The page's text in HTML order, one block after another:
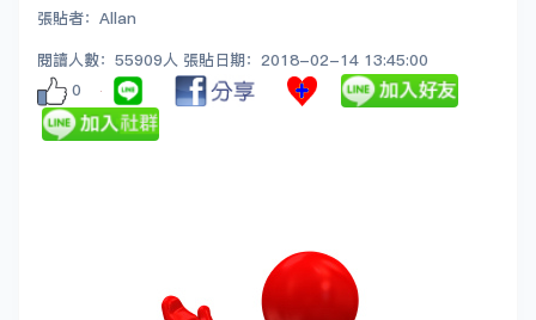
張貼者：Allan
閱讀人數：55909人 張貼日期：2018-02-14 13:45:00
0